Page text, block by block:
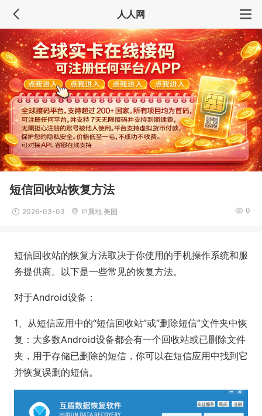
人人网
短信回收站恢复方法
2026-03-03 IP属地 美国 0
短信回收站的恢复方法取决于你使用的手机操作系统和服
务提供商。以下是一些常见的恢复方法。
对于Android设备：
1、从短信应用中的“短信回收站”或“删除短信”文件夹中恢
复：大多数Android设备都会有一个回收站或已删除文件
夹，用于存储已删除的短信，你可以在短信应用中找到它
并恢复误删的短信。